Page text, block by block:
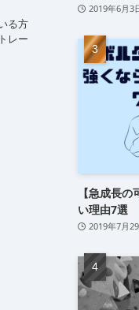
る方
レー
2019年6月3
【急成長
い理由7選
2019年7月